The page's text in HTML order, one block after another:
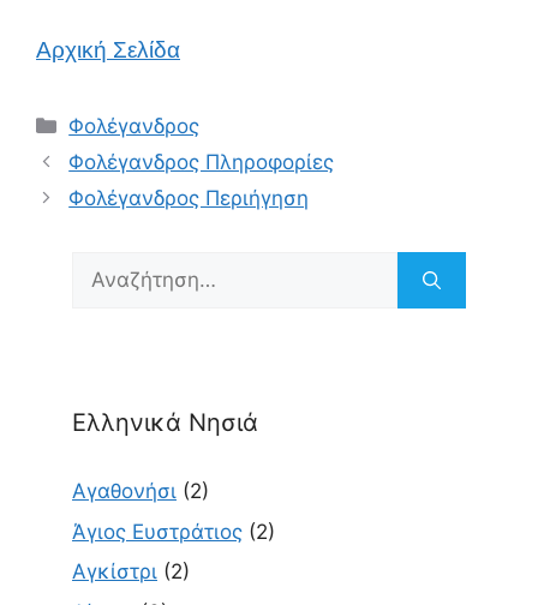
Αρχική Σελίδα
Κατηγορίες
Φολέγανδρος
Φολέγανδρος Πληροφορίες
Φολέγανδρος Περιήγηση
Αναζήτηση
Ελληνικά Νησιά
Αγαθονήσι (2)
Άγιος Ευστράτιος (2)
Αγκίστρι (2)